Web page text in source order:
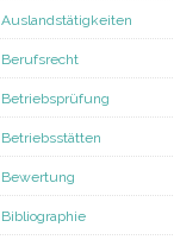
Auslandstätigkeiten
Berufsrecht
Betriebsprüfung
Betriebsstätten
Bewertung
Bibliographie